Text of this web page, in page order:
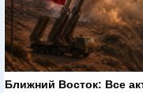
Ближний Восток: Все